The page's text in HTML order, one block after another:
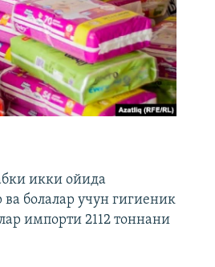
икки ойида
ва болалар учун гигиеник
импорти 2112 тоннани